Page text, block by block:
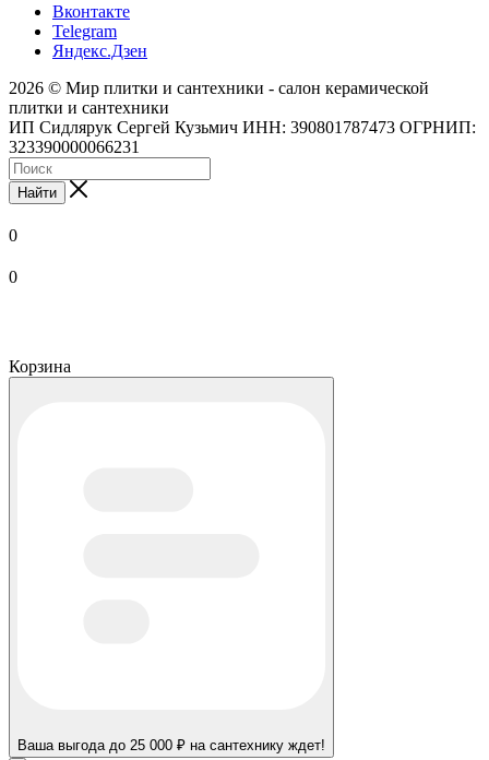
Вконтакте
Telegram
Яндекс.Дзен
2026 © Мир плитки и сантехники - салон керамической
плитки и сантехники
ИП Сидлярук Сергей Кузьмич ИНН: 390801787473 ОГРНИП:
323390000066231
Найти
0
0
Корзина
Ваша выгода до 25 000 ₽ на сантехнику ждет!